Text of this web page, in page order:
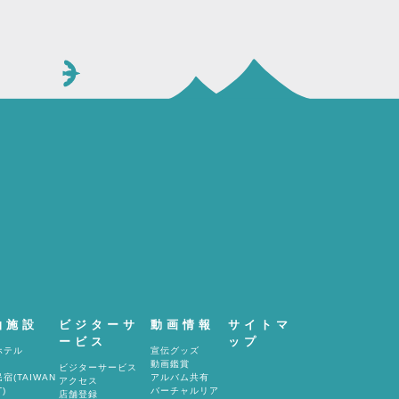
施設
テル
宿(TAIWAN
ビジターサ
ービス
ビジターサービス
アクセス
店舗登録
動画情報
宣伝グッズ
動画鑑賞
アルバム共有
バーチャルリア
サイトマ
ップ